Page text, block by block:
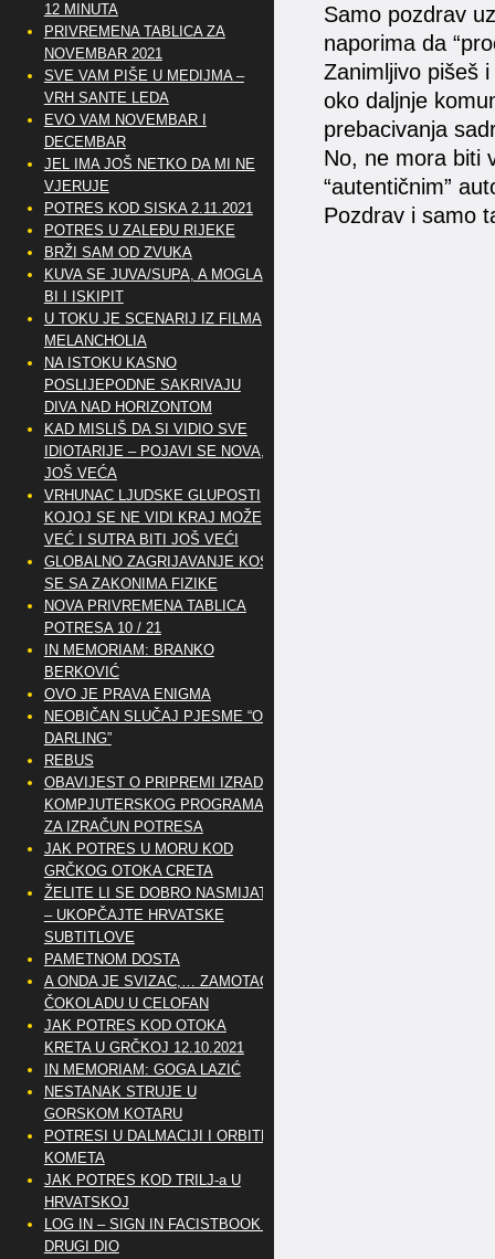
Samo pozdrav
naporima da
Zanimljivo pišeš
oko daljnje
prebacivanja
No, ne mora biti
“autentičnim”
Pozdrav i samo
12 MINUTA
PRIVREMENA TABLICA ZA
NOVEMBAR 2021
SVE VAM PIŠE U MEDIJMA –
VRH SANTE LEDA
EVO VAM NOVEMBAR I
DECEMBAR
JEL IMA JOŠ NETKO DA MI NE
VJERUJE
POTRES KOD SISKA 2.11.2021
POTRES U ZALEĐU RIJEKE
BRŽI SAM OD ZVUKA
KUVA SE JUVA/SUPA, A MOGLA
BI I ISKIPIT
U TOKU JE SCENARIJ IZ FILMA
MELANCHOLIA
NA ISTOKU KASNO
POSLIJEPODNE SAKRIVAJU
DIVA NAD HORIZONTOM
KAD MISLIŠ DA SI VIDIO SVE
IDIOTARIJE – POJAVI SE NOVA,..
JOŠ VEĆA
VRHUNAC LJUDSKE GLUPOSTI
KOJOJ SE NE VIDI KRAJ MOŽE
VEĆ I SUTRA BITI JOŠ VEĆI
GLOBALNO ZAGRIJAVANJE KOSI
SE SA ZAKONIMA FIZIKE
NOVA PRIVREMENA TABLICA
POTRESA 10 / 21
IN MEMORIAM: BRANKO
BERKOVIĆ
OVO JE PRAVA ENIGMA
NEOBIČAN SLUČAJ PJESME “OH
DARLING”
REBUS
OBAVIJEST O PRIPREMI IZRADE
KOMPJUTERSKOG PROGRAMA
ZA IZRAČUN POTRESA
JAK POTRES U MORU KOD
GRČKOG OTOKA CRETA
ŽELITE LI SE DOBRO NASMIJATI
– UKOPČAJTE HRVATSKE
SUBTITLOVE
PAMETNOM DOSTA
A ONDA JE SVIZAC,… ZAMOTAO
ČOKOLADU U CELOFAN
JAK POTRES KOD OTOKA
KRETA U GRČKOJ 12.10.2021
IN MEMORIAM: GOGA LAZIĆ
NESTANAK STRUJE U
GORSKOM KOTARU
POTRESI U DALMACIJI I ORBITE
KOMETA
JAK POTRES KOD TRILJ-a U
HRVATSKOJ
LOG IN – SIGN IN FACISTBOOK –
DRUGI DIO